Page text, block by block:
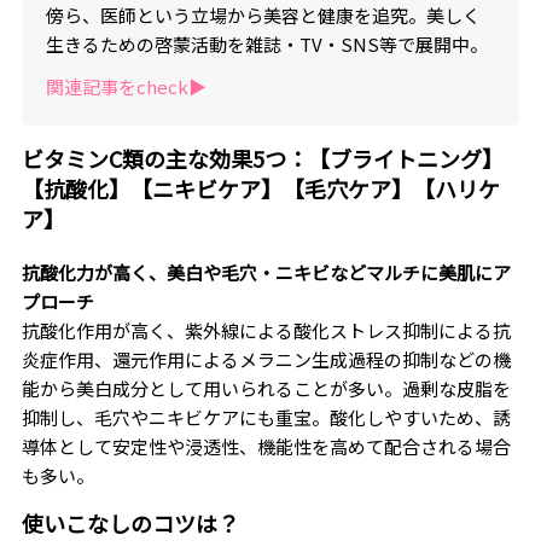
傍ら、医師という立場から美容と健康を追究。美しく
生きるための啓蒙活動を雑誌・TV・SNS等で展開中。
関連記事をcheck▶︎
ビタミンC類の主な効果5つ：【ブライトニング】
【抗酸化】【ニキビケア】【毛穴ケア】【ハリケ
ア】
抗酸化力が高く、美白や毛穴・ニキビなどマルチに美肌にア
プローチ
抗酸化作用が高く、紫外線による酸化ストレス抑制による抗
炎症作用、還元作用によるメラニン生成過程の抑制などの機
能から美白成分として用いられることが多い。過剰な皮脂を
抑制し、毛穴やニキビケアにも重宝。酸化しやすいため、誘
導体として安定性や浸透性、機能性を高めて配合される場合
も多い。
使いこなしのコツは？